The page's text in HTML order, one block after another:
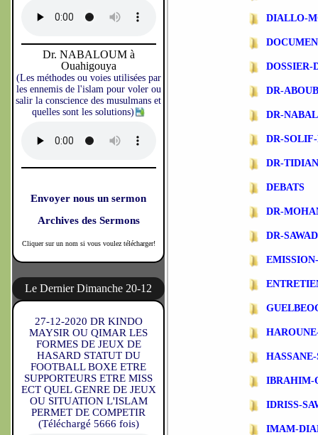
Dr. NABALOUM à
Ouahigouya
(Les méthodes ou voies utilisées par
les ennemis de l'islam pour voler ou
salir la conscience des musulmans et
quelles sont les solutions)
Envoyer nous un sermon
Archives des Sermons
Cliquer sur un nom si vous voulez télécharger!
Le Dernier Dimanche 20-12
27-12-2020 DR KINDO
MAYSIR OU QIMAR LES
FORMES DE JEUX DE
HASARD STATUT DU
FOOTBALL BOXE ETRE
SUPPORTEURS ETRE MISS
ECT QUEL GENRE DE JEUX
OU SITUATION L'ISLAM
PERMET DE COMPETIR
(Téléchargé 5666 fois)
DIALLO-
DOSSIER-
DR-
DR-
DR-
DR-
DEBATS
DR-
DR-
IBRAHIM-
IDRISS-
IMAM-